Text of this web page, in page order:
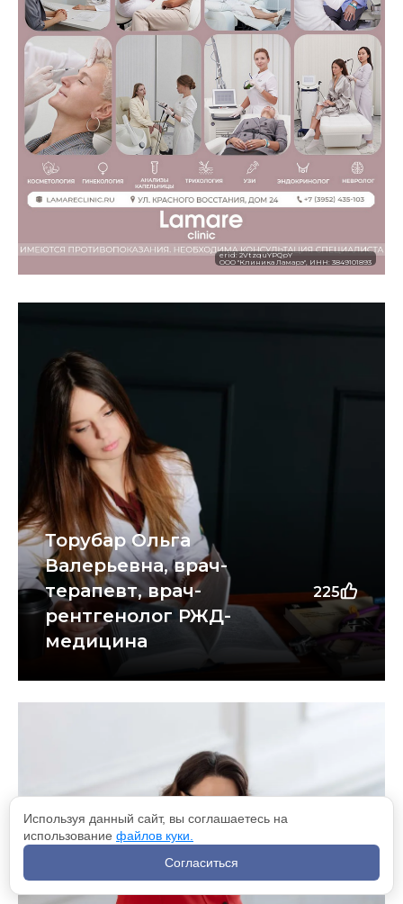
erid: 2VtzquYPQpY
ООО "Клиника Ламарэ", ИНН: 3849101893
Торубар Ольга
Валерьевна, врач-
терапевт, врач-
рентгенолог РЖД-
медицина
225
Используя данный сайт, вы соглашаетесь на
использование файлов куки.
Согласиться